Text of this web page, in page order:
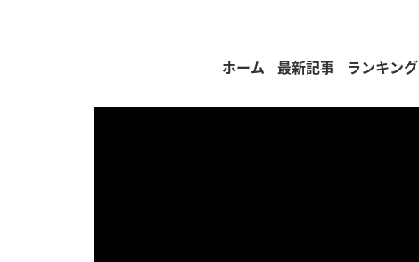
ホーム 最新記事 ランキング